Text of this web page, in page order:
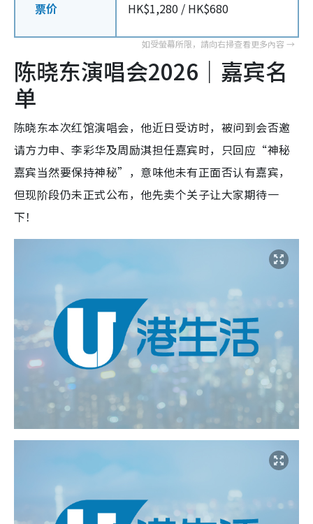
票价 HK$1,280 / HK$680
陈晓东演唱会2026｜嘉宾名
单
陈晓东本次红馆演唱会，他近日受访时，被问到会否邀
请方力申、李彩华及周励淇担任嘉宾时，只回应“神秘
嘉宾当然要保持神秘”，意味他未有正面否认有嘉宾，
但现阶段仍未正式公布，他先卖个关子让大家期待一
下！